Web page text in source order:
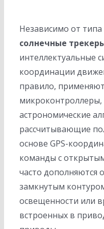
Независимо от
солнечные
интеллектуальные
координации
правило,
астрономические
рассчитывающие
основе GPS-
команды с
часто дополняются
замкнутым
освещенности или
встроенных в